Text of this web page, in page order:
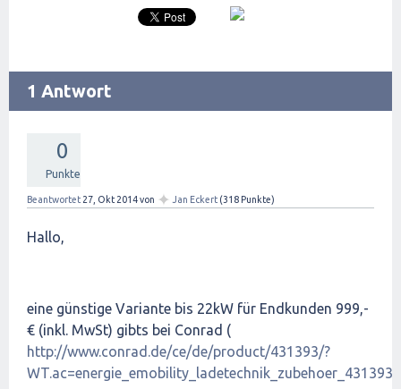
1 Antwort
0
Punkte
Beantwortet 27, Okt 2014von ✦ Jan Eckert (318 Punkte)
Hallo,
eine günstige Variante bis 22kW für Endkunden 999,-
€ (inkl. MwSt) gibts bei Conrad (
http://www.conrad.de/ce/de/product/431393/?
WT.ac=energie_emobility_ladetechnik_zubehoer_431393